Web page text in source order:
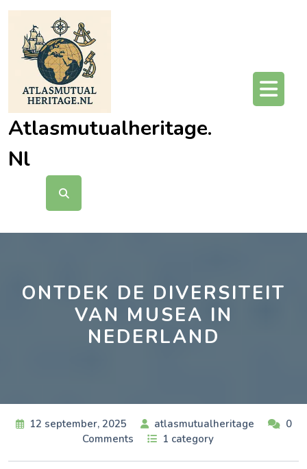
Ga
inhoud
Atlasmutualheritage.
Nl
ONTDEK DE DIVERSITEIT
VAN MUSEA IN
NEDERLAND
12 september, 2025 atlasmutualheritage
0
Comments
1 category